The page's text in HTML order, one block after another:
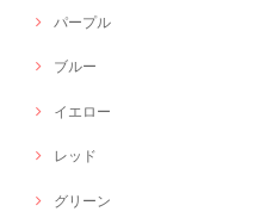
パープル
ブルー
イエロー
レッド
グリーン